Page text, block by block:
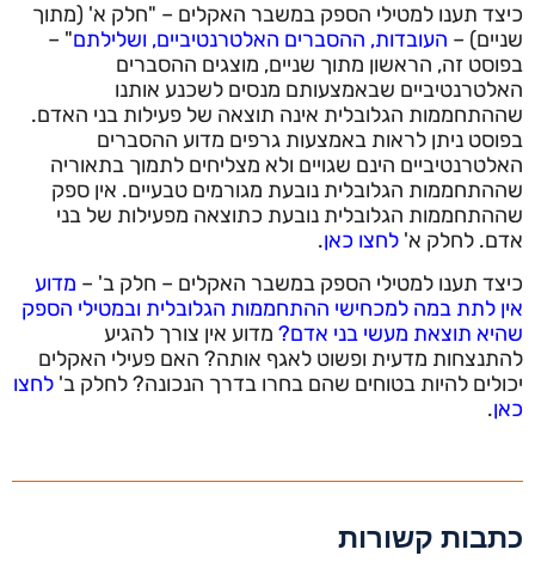
כיצד תענו למטילי הספק במשבר האקלים – "חלק א' (מתוך
שניים) – העובדות, ההסברים האלטרנטיביים, ושלילתם" –
בפוסט זה, הראשון מתוך שניים, מוצגים ההסברים
האלטרנטיביים שבאמצעותם מנסים לשכנע אותנו
שההתחממות הגלובלית אינה תוצאה של פעילות בני האדם.
בפוסט ניתן לראות באמצעות גרפים מדוע ההסברים
האלטרנטיביים הינם שגויים ולא מצליחים לתמוך בתאוריה
שההתחממות הגלובלית נובעת מגורמים טבעיים. אין ספק
שההתחממות הגלובלית נובעת כתוצאה מפעילות של בני
אדם. לחלק א' לחצו כאן.
כיצד תענו למטילי הספק במשבר האקלים – חלק ב' – מדוע
אין לתת במה למכחישי ההתחממות הגלובלית ובמטילי הספק
שהיא תוצאת מעשי בני אדם? מדוע אין צורך להגיע
להתנצחות מדעית ופשוט לאגף אותה? האם פעילי האקלים
יכולים להיות בטוחים שהם בחרו בדרך הנכונה? לחלק ב' לחצו
כאן.
כתבות קשורות